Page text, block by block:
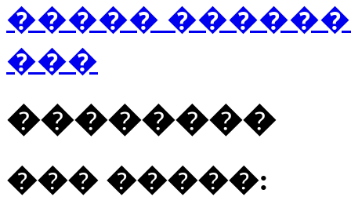
�����
���
��������
��� �����: